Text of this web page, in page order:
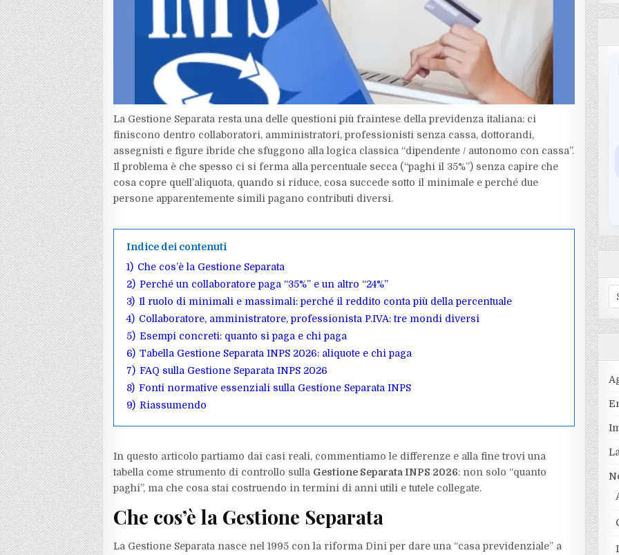
La Gestione Separata resta una delle questioni più fraintese della previdenza italiana: ci
finiscono dentro collaboratori, amministratori, professionisti senza cassa, dottorandi,
assegnisti e figure ibride che sfuggono alla logica classica “dipendente / autonomo con cassa”.
Il problema è che spesso ci si ferma alla percentuale secca (“paghi il 35%”) senza capire che
cosa copre quell’aliquota, quando si riduce, cosa succede sotto il minimale e perché due
persone apparentemente simili pagano contributi diversi.
Indice dei contenuti
1) Che cos’è la Gestione Separata
2) Perché un collaboratore paga “35%” e un altro “24%”
3) Il ruolo di minimali e massimali: perché il reddito conta più della percentuale
4) Collaboratore, amministratore, professionista P.IVA: tre mondi diversi
5) Esempi concreti: quanto si paga e chi paga
6) Tabella Gestione Separata INPS 2026: aliquote e chi paga
7) FAQ sulla Gestione Separata INPS 2026
8) Fonti normative essenziali sulla Gestione Separata INPS
9) Riassumendo
In questo articolo partiamo dai casi reali, commentiamo le differenze e alla fine trovi una
tabella come strumento di controllo sulla Gestione Separata INPS 2026: non solo “quanto
paghi”, ma che cosa stai costruendo in termini di anni utili e tutele collegate.
Che cos’è la Gestione Separata
La Gestione Separata nasce nel 1995 con la riforma Dini per dare una “casa previdenziale” a